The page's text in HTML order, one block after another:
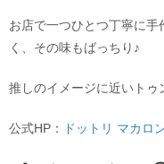
お店で一つひとつ丁寧に
く、その味もばっちり♪
推しのイメージに近いトゥ
公式HP： ドットリ マカロ